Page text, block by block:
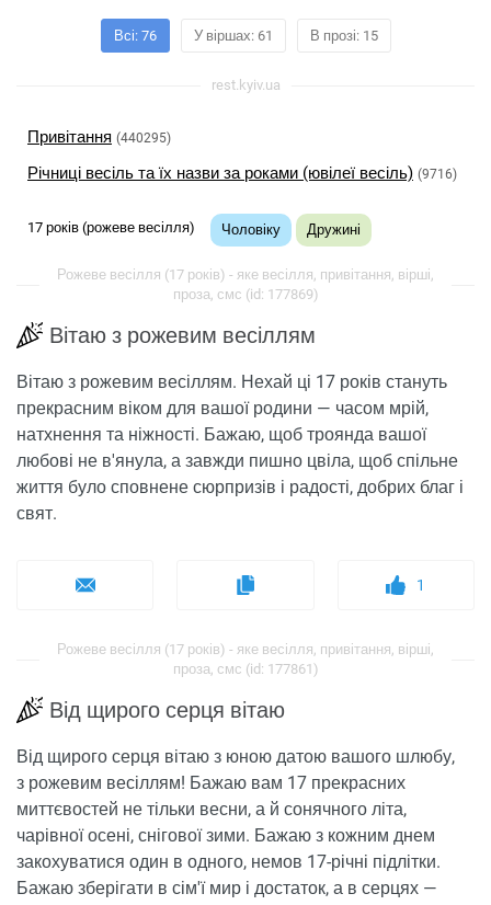
Всі: 76 У віршах: 61 В прозі: 15
rest.kyiv.ua
Привітання (440295)
Річниці весіль та їх назви за роками (ювілеї весіль) (9716)
17 років (рожеве весілля) Чоловіку Дружині
Рожеве весілля (17 років) - яке весілля, привітання, вірші,
проза, смс (id: 177869)
Вітаю з рожевим весіллям
Вітаю з рожевим весіллям. Нехай ці 17 років стануть
прекрасним віком для вашої родини — часом мрій,
натхнення та ніжності. Бажаю, щоб троянда вашої
любові не в'янула, а завжди пишно цвіла, щоб спільне
життя було сповнене сюрпризів і радості, добрих благ і
свят.
1
Рожеве весілля (17 років) - яке весілля, привітання, вірші,
проза, смс (id: 177861)
Від щирого серця вітаю
Від щирого серця вітаю з юною датою вашого шлюбу,
з рожевим весіллям! Бажаю вам 17 прекрасних
миттєвостей не тільки весни, а й сонячного літа,
чарівної осені, снігової зими. Бажаю з кожним днем ​​
закохуватися один в одного, немов 17-річні підлітки.
Бажаю зберігати в сім'ї мир і достаток, а в серцях —